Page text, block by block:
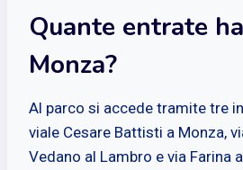
Quante entrate
Monza?
Al parco si accede tramite tre
viale Cesare Battisti a Monza,
Vedano al Lambro e via Farina